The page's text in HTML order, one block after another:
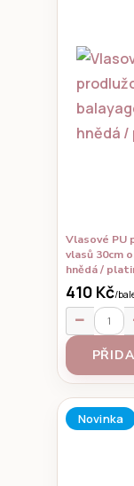
Vlasové PU
vlasů 30cm
hnědá /
410 Kč/
Novinka